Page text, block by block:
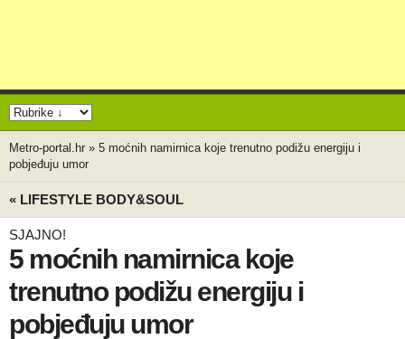
Metro-portal.hr » 5 moćnih namirnica koje trenutno podižu energiju i
pobjeđuju umor
« LIFESTYLE BODY&SOUL
SJAJNO!
5 moćnih namirnica koje
trenutno podižu energiju i
pobjeđuju umor